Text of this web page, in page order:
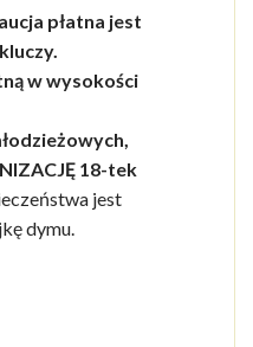
płatna jest
w wysokości
18-tek
jest
dymu.